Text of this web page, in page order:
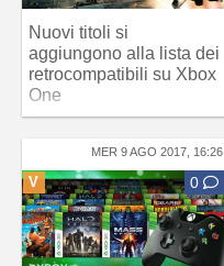
Nuovi titoli si
aggiungono alla lista dei
retrocompatibili su Xbox
One
MER 9 AGO 2017, 16:26
V 0